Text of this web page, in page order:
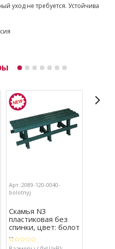
уход не требуется. Устойчива
Арт.:2089-120-0040-
bolotnyj
Скамья N3
пластиковая без
спинки, цвет: болот
...